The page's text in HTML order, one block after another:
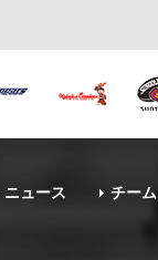
ニュース チーム